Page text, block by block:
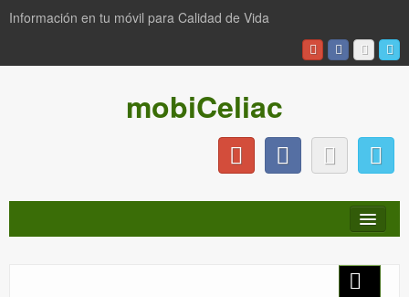
Información en tu móvil para Calidad de Vida
mobiCeliac